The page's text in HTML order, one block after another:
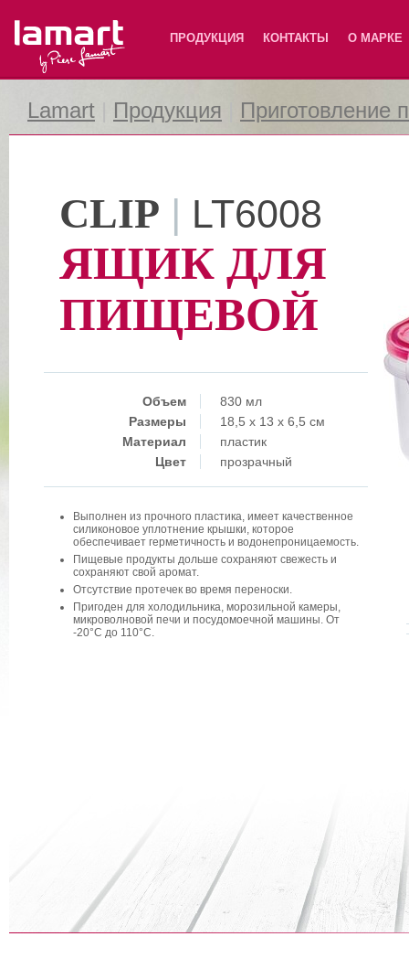
Lamart ПРОДУКЦИЯ КОНТАКТЫ О МАРКЕ
Lamart Продукция Приготовление
CLIP | LT6008
ЯЩИК ДЛЯ
ПИЩЕВОЙ
Объем
830 мл
Размеры
18,5 x 13 x 6,5 см
Материал
пластик
Цвет
прозрачный
Выполнен из прочного пластика, имеет качественное
силиконовое уплотнение крышки, которое
обеспечивает герметичность и водонепроницаемость.
Пищевые продукты дольше сохраняют свежесть и
сохраняют свой аромат.
Отсутствие протечек во время переноски.
Пригоден для холодильника, морозильной камеры,
микроволновой печи и посудомоечной машины. От
-20°C до 110°C.